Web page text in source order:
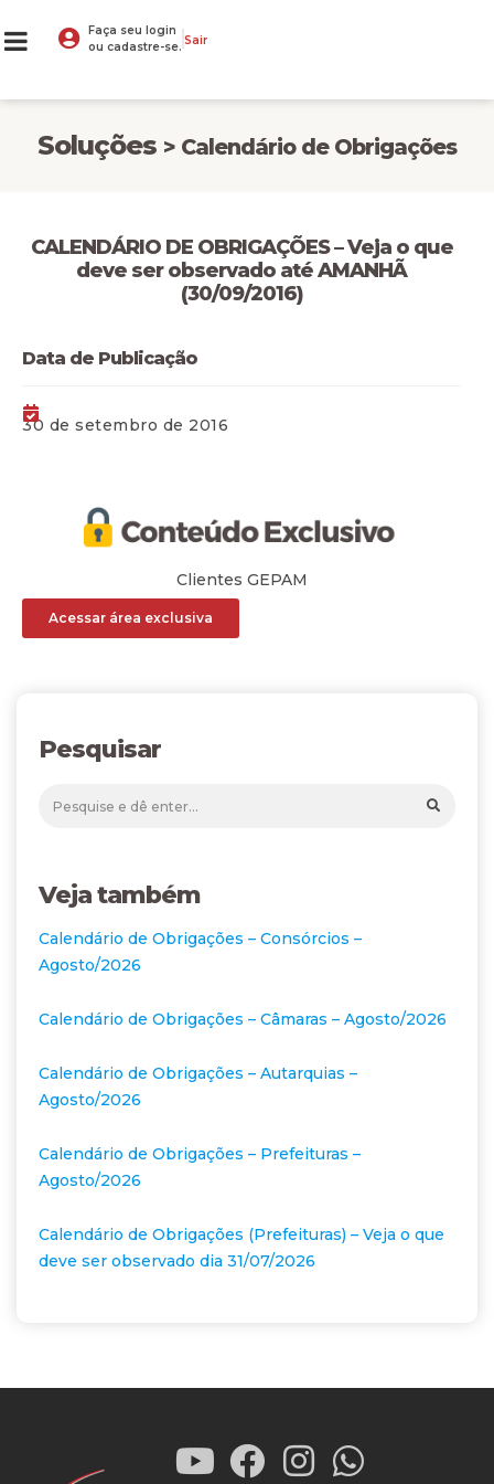
Faça seu login
ou cadastre-se. Sair
Soluções > Calendário de Obrigações
CALENDÁRIO DE OBRIGAÇÕES – Veja o que
deve ser observado até AMANHÃ
(30/09/2016)
Data de Publicação
30 de setembro de 2016
Clientes GEPAM
Acessar área exclusiva
Pesquisar
Veja também
Calendário de Obrigações – Consórcios –
Agosto/2026
Calendário de Obrigações – Câmaras – Agosto/2026
Calendário de Obrigações – Autarquias –
Agosto/2026
Calendário de Obrigações – Prefeituras –
Agosto/2026
Calendário de Obrigações (Prefeituras) – Veja o que
deve ser observado dia 31/07/2026